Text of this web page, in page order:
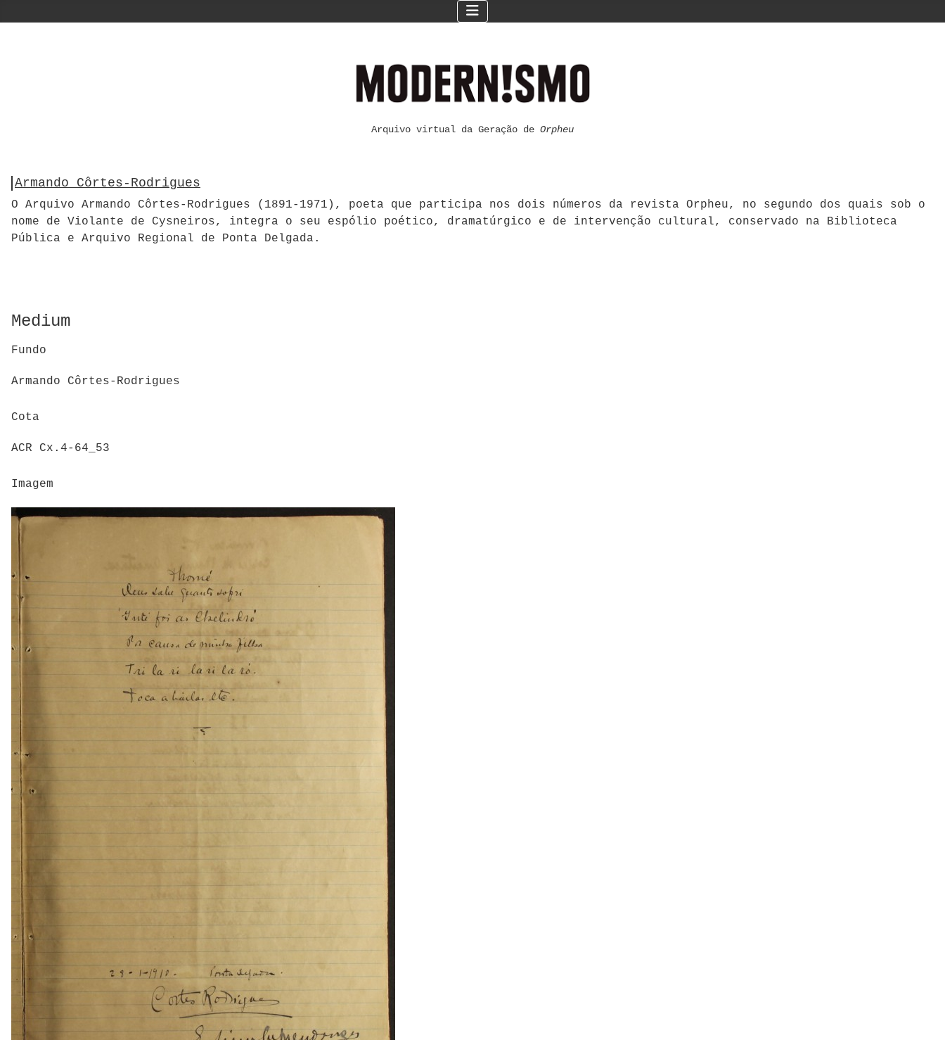
Arquivo virtual da Geração de Orpheu
Armando Côrtes-Rodrigues
O Arquivo Armando Côrtes-Rodrigues (1891-1971), poeta que participa nos dois números da revista Orpheu, no segundo dos quais sob o
nome de Violante de Cysneiros, integra o seu espólio poético, dramatúrgico e de intervenção cultural, conservado na Biblioteca
Pública e Arquivo Regional de Ponta Delgada.
Medium
Fundo
Armando Côrtes-Rodrigues
Cota
ACR Cx.4-64_53
Imagem